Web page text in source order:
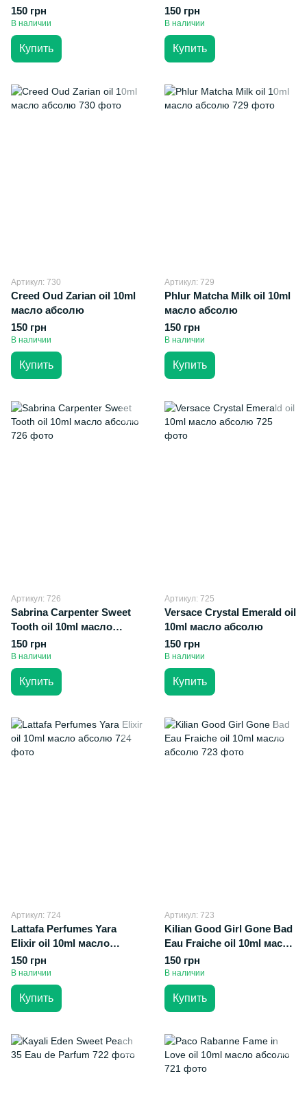
масло абсолю
150 грн
В наличии
Купить
абсолю
150 грн
В наличии
Купить
Артикул: 730
Creed Oud Zarian oil 10ml
масло абсолю
150 грн
В наличии
Купить
Артикул: 729
Phlur Matcha Milk oil 10ml
масло абсолю
150 грн
В наличии
Купить
Артикул: 726
Sabrina Carpenter Sweet
Tooth oil 10ml масло
абсолю
150 грн
В наличии
Купить
Артикул: 725
Versace Crystal Emerald oil
10ml масло абсолю
150 грн
В наличии
Купить
Артикул: 724
Lattafa Perfumes Yara
Elixir oil 10ml масло
абсолю
150 грн
В наличии
Купить
Артикул: 723
Kilian Good Girl Gone Bad
Eau Fraiche oil 10ml масло
абсолю
150 грн
В наличии
Купить